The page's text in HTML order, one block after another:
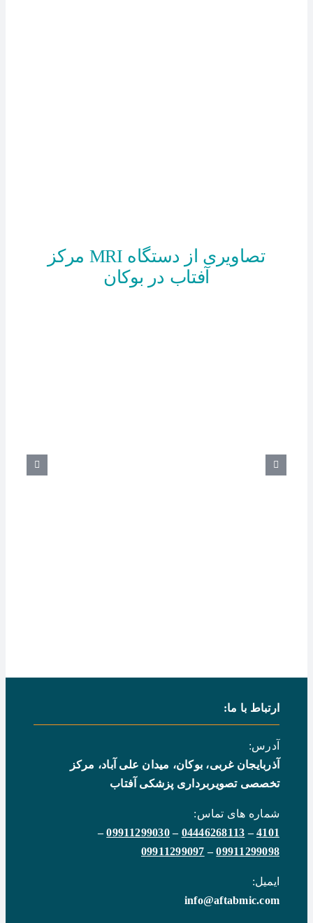
تصاویری از دستگاه MRI مرکز
آفتاب در بوکان
ارتباط با ما:
آدرس:
آذربایجان غربی، بوکان، میدان علی آباد، مرکز
تخصصی تصویربرداری پزشکی آفتاب
شماره های تماس:
4101
–
04446268113
–
09911299030
–
09911299098
–
09911299097
ایمیل:
info@aftabmic.com